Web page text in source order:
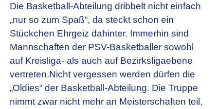
Die Basketball-Abteilung dribbelt nicht einfach
„nur so zum Spaß“, da steckt schon ein
Stückchen Ehrgeiz dahinter. Immerhin sind
Mannschaften der PSV-Basketballer sowohl
auf Kreisliga- als auch auf Bezirksligaebene
vertreten.Nicht vergessen werden dürfen die
„Oldies“ der Basketball-Abteilung. Die Truppe
nimmt zwar nicht mehr an Meisterschaften teil,